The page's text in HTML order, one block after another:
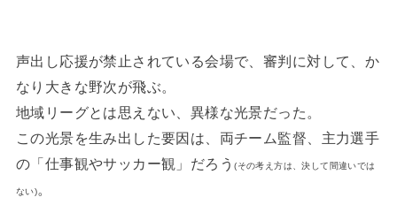
声出し応援が禁止されている会場で、審判に対して、か
なり大きな野次が飛ぶ。
地域リーグとは思えない、異様な光景だった。
この光景を生み出した要因は、両チーム監督、主力選手
の「仕事観やサッカー観」だろう(その考え方は、決して間違いでは
ない)。